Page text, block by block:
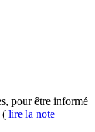
pour être informé
( lire la note